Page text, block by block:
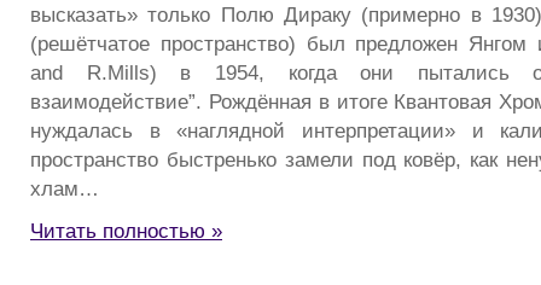
высказать» только Полю Дираку (примерно в
(решётчатое пространство) был предложен
and R.Mills) в 1954, когда они пытались
взаимодействие”. Рождённая в итоге Квантовая
нуждалась в «наглядной интерпретации» и
пространство быстренько замели под ковёр, как
хлам…
Читать полностью »